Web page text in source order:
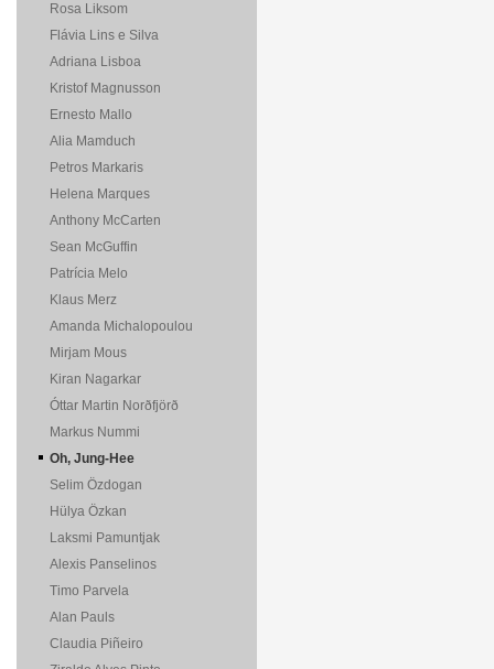
Rosa Liksom
Flávia Lins e Silva
Adriana Lisboa
Kristof Magnusson
Ernesto Mallo
Alia Mamduch
Petros Markaris
Helena Marques
Anthony McCarten
Sean McGuffin
Patrícia Melo
Klaus Merz
Amanda Michalopoulou
Mirjam Mous
Kiran Nagarkar
Óttar Martin Norðfjörð
Markus Nummi
Oh, Jung-Hee
Selim Özdogan
Hülya Özkan
Laksmi Pamuntjak
Alexis Panselinos
Timo Parvela
Alan Pauls
Claudia Piñeiro